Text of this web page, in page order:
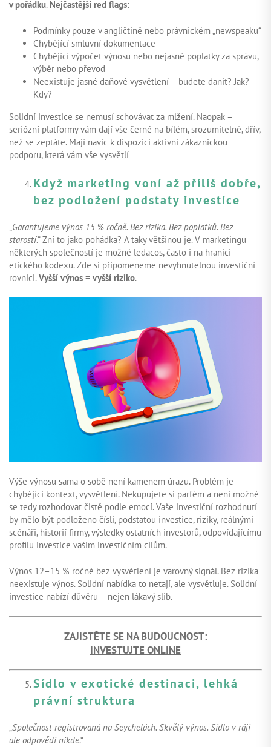
v pořádku. Nejčastější red flags:
Podmínky pouze v angličtině nebo právnickém „newspeaku“
Chybějící smluvní dokumentace
Chybějící výpočet výnosu nebo nejasné poplatky za správu,
výběr nebo převod
Neexistuje jasné daňové vysvětlení – budete danit? Jak?
Kdy?
Solidní investice se nemusí schovávat za mlžení. Naopak –
seriózní platformy vám dají vše černé na bílém, srozumitelně, dřív,
než se zeptáte. Mají navíc k dispozici aktivní zákaznickou
podporu, která vám vše vysvětlí
Když marketing voní až příliš dobře,
bez podložení podstaty investice
„Garantujeme výnos 15 % ročně. Bez rizika. Bez poplatků. Bez
starostí.“ Zní to jako pohádka? A taky většinou je. V marketingu
některých společností je možné ledacos, často i na hranici
etického kodexu. Zde si připomeneme nevyhnutelnou investiční
rovnici.Vyšší výnos = vyšší riziko.
Výše výnosu sama o sobě není kamenem úrazu. Problém je
chybějící kontext, vysvětlení. Nekupujete si parfém a není možné
se tedy rozhodovat čistě podle emocí. Vaše investiční rozhodnutí
by mělo být podloženo čísli, podstatou investice, riziky, reálnými
scénáři, historií firmy, výsledky ostatních investorů, odpovídajícímu
profilu investice vašim investičním cílům.
Výnos 12–15 % ročně bez vysvětlení je varovný signál. Bez rizika
neexistuje výnos. Solidní nabídka to netají, ale vysvětluje. Solidní
investice nabízí důvěru – nejen lákavý slib.
ZAJISTĚTE SE NA BUDOUCNOST:
INVESTUJTE ONLINE
Sídlo v exotické destinaci, lehká
právní struktura
„Společnost registrovaná na Seychelách. Skvělý výnos. Sídlo v ráji –
ale odpovědi nikde.“